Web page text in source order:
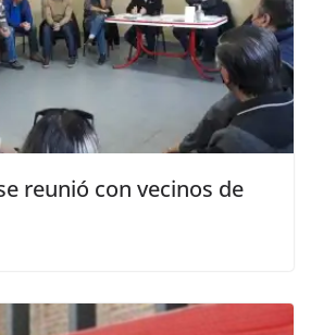
reunió con vecinos de